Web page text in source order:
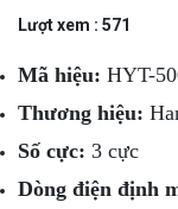
Lượt xem : 571
Mã hiệu: HYT-
Thương hiệu:
Số cực: 3 cực
Dòng điện định